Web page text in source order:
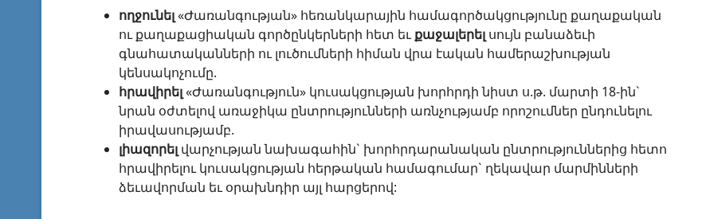
ողջունել«Ժառանգության» հեռանկարային համագործակցությունը քաղաքական
ու քաղաքացիական գործընկերների հետ եւքաջալերել սույն բանաձեւի
գնահատականների ու լուծումների հիման վրա էական համերաշխության
կենսակոչումը.
հրավիրել«Ժառանգություն» կուսակցության խորհրդի նիստ ս.թ. մարտի 18-ին`
նրան օժտելով առաջիկա ընտրությունների առնչությամբ որոշումներ ընդունելու
իրավասությամբ.
լիազորել վարչության նախագահին` խորհրդարանական ընտրություններից հետո
հրավիրելու կուսակցության հերթական համագումար` ղեկավար մարմինների
ձեւավորման եւ օրախնդիր այլ հարցերով: